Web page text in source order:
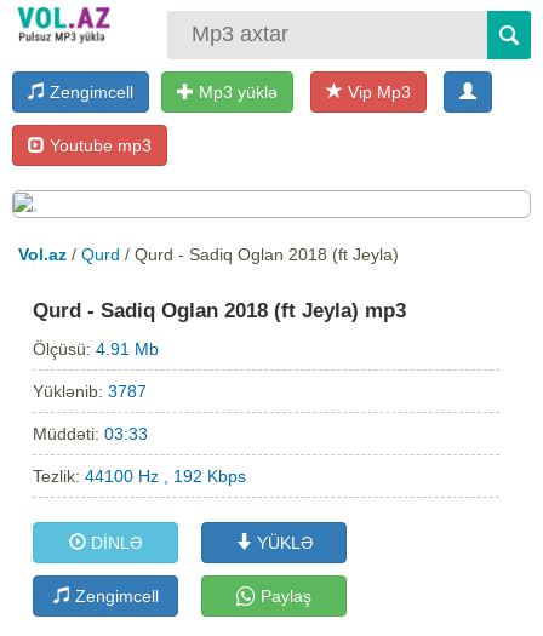
Zengimcell Mp3 yüklə Vip Mp3
Youtube mp3
Vol.az / Qurd / Qurd - Sadiq Oglan 2018 (ft Jeyla)
Qurd - Sadiq Oglan 2018 (ft Jeyla) mp3
Ölçüsü:4.91 Mb
Yüklənib:3787
Müddəti:03:33
Tezlik:44100 Hz , 192 Kbps
DİNLƏ YÜKLƏ
Zengimcell Paylaş